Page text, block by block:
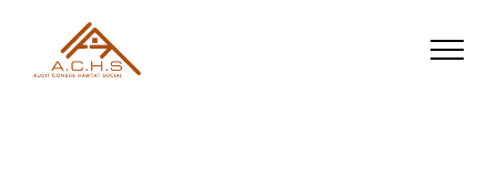
contenu